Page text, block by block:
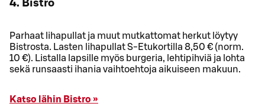
4. Bistro
Parhaat lihapullat ja muut mutkattomat herkut löytyy
Bistrosta. Lasten lihapullat S-Etukortilla 8,50 € (norm.
10 €). Listalla lapsille myös burgeria, lehtipihviä ja lohta
sekä runsaasti ihania vaihtoehtoja aikuiseen makuun.
Katso lähin Bistro »